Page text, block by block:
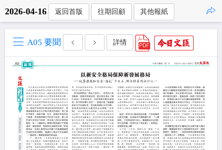
2026-04-16 返回首版 往期回顧 其他報紙
A05 要聞 詳情